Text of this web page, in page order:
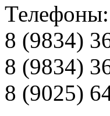
Телефоны:
8 (9834)
8 (9834)
8 (9025)